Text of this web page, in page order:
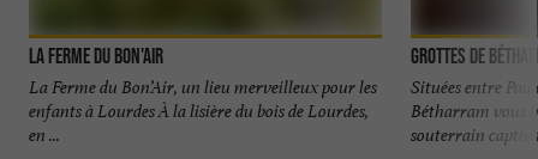
La Ferme du Bon'Air
La Ferme du Bon’Air, un lieu merveilleux pour les
enfants à Lourdes À la lisière du bois de Lourdes,
en ...
Grottes de
Situées entre Pau
Bétharram vous
souterrain